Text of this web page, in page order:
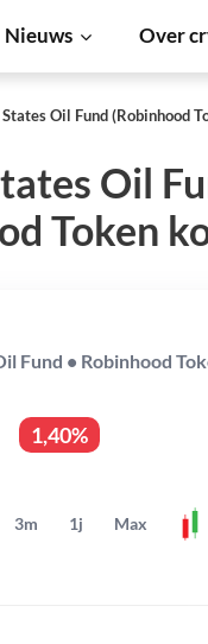
Nieuws Over
Oil Fund (Robinhood
Oil
Token
Fund • Robinhood
1,40%
3m 1j Max